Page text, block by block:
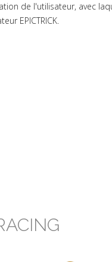
de l'utilisateur, avec
EPICTRICK.